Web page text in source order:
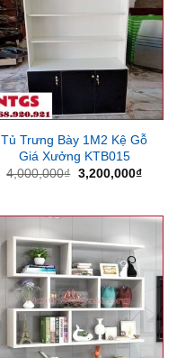
Tủ Trưng Bày 1M2 Kệ Gỗ
Giá Xưởng KTB015
4,000,000₫ Giá
3,200,000₫Giá